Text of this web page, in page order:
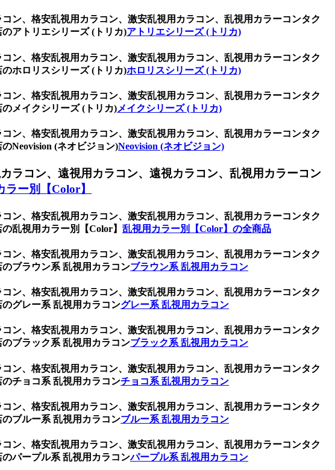
ン、格安乱視用カラコン、激安乱視用カラコン、乱視用カラーコンタク
アトリエシリーズ (トリカ)アトリエシリーズ (トリカ)
ン、格安乱視用カラコン、激安乱視用カラコン、乱視用カラーコンタク
ホロリスシリーズ (トリカ)ホロリスシリーズ (トリカ)
ン、格安乱視用カラコン、激安乱視用カラコン、乱視用カラーコンタク
メイクシリーズ (トリカ)メイクシリーズ (トリカ)
ン、格安乱視用カラコン、激安乱視用カラコン、乱視用カラーコンタク
Neovision (ネオビジョン)Neovision (ネオビジョン)
ラコン、遠視用カラコン、遠視カラコン、乱視用カラーコン
ラー別【Color】
ン、格安乱視用カラコン、激安乱視用カラコン、乱視用カラーコンタク
乱視用カラー別【Color】 乱視用カラー別【Color】の全商品
ン、格安乱視用カラコン、激安乱視用カラコン、乱視用カラーコンタク
ブラウン系 乱視用カラコンブラウン系 乱視用カラコン
ン、格安乱視用カラコン、激安乱視用カラコン、乱視用カラーコンタク
グレー系 乱視用カラコングレー系 乱視用カラコン
ン、格安乱視用カラコン、激安乱視用カラコン、乱視用カラーコンタク
ブラック系 乱視用カラコンブラック系 乱視用カラコン
ン、格安乱視用カラコン、激安乱視用カラコン、乱視用カラーコンタク
チョコ系 乱視用カラコンチョコ系 乱視用カラコン
ン、格安乱視用カラコン、激安乱視用カラコン、乱視用カラーコンタク
ブルー系 乱視用カラコンブルー系 乱視用カラコン
ン、格安乱視用カラコン、激安乱視用カラコン、乱視用カラーコンタク
パープル系 乱視用カラコンパープル系 乱視用カラコン